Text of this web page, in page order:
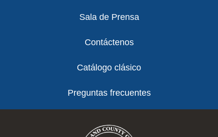
Sala de Prensa
Contáctenos
Catálogo clásico
Preguntas frecuentes